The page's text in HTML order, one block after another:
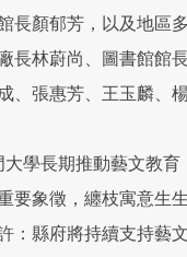
顏郁芳，以及地區
長林蔚尚、圖書館館
、張惠芳、王玉麟、
學長期推動藝文教育
要象徵，纏枝寓意生
：縣府將持續支持藝